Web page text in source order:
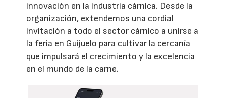
innovación en la industria cárnica. Desde la
organización, extendemos una cordial
invitación a todo el sector cárnico a unirse a
la feria en Guijuelo para cultivar la cercanía
que impulsará el crecimiento y la excelencia
en el mundo de la carne.